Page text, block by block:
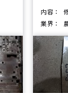
内容
業界